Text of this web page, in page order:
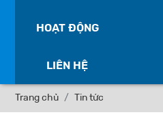
HOẠT ĐỘNG
LIÊN HỆ
Trang chủ Tin tức